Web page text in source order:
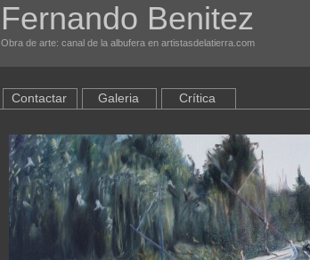
Fernando Benitez
Obra de arte: canal de la albufera en artistasdelatierra.com
Contactar Galeria Crítica